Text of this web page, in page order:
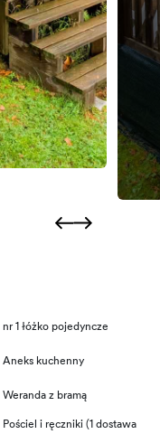
nr 1 łóżko pojedyncze
Aneks kuchenny
Weranda z bramą
Pościel i ręczniki (1 dostawa